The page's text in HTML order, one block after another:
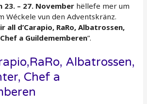
23. – 27. November hëllefe mer um
Wéckele vun den Adventskränz.
all d’Carapio, RaRo, Albatrossen,
a Guildememberen”.
Albatrossen,
Chef a